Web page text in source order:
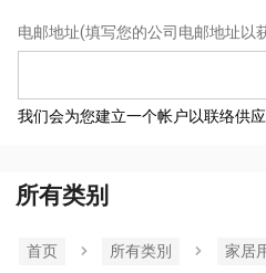
电邮地址(填写您的公司电邮地址以
我们会为您建立一个帐户以联络供
所有类别
首页 所有类別 家居